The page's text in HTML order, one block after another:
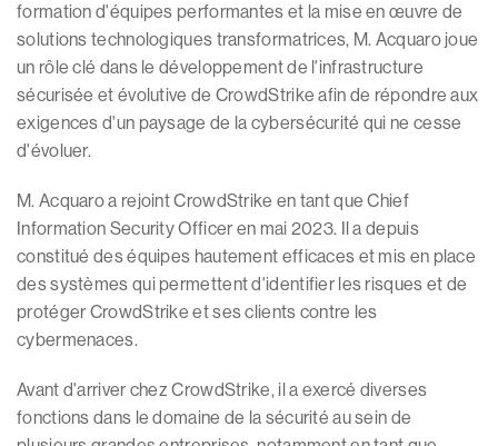
formation d'équipes performantes et la mise en œuvre de
solutions technologiques transformatrices, M. Acquaro joue
un rôle clé dans le développement de l'infrastructure
sécurisée et évolutive de CrowdStrike afin de répondre aux
exigences d'un paysage de la cybersécurité qui ne cesse
d'évoluer.
M. Acquaro a rejoint CrowdStrike en tant que Chief
Information Security Officer en mai 2023. Il a depuis
constitué des équipes hautement efficaces et mis en place
des systèmes qui permettent d'identifier les risques et de
protéger CrowdStrike et ses clients contre les
cybermenaces.
Avant d'arriver chez CrowdStrike, il a exercé diverses
fonctions dans le domaine de la sécurité au sein de